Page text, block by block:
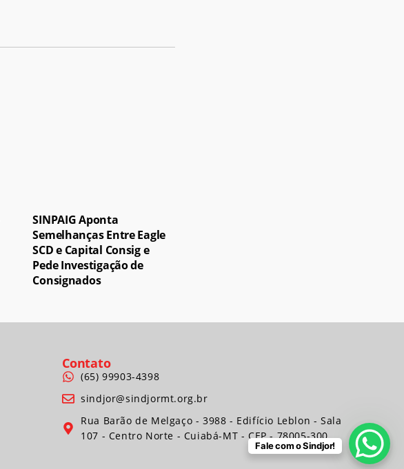
SINPAIG Aponta
Semelhanças Entre Eagle
SCD e Capital Consig e
Pede Investigação de
Consignados
Contato
(65) 99903-4398
sindjor@sindjormt.org.br
Rua Barão de Melgaço - 3988 - Edifício Leblon - Sala
107 - Centro Norte - Cuiabá-MT - CEP - 78005-300
Fale com o Sindjor!